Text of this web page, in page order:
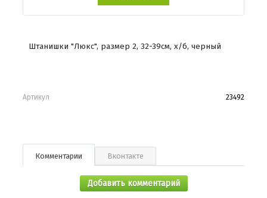
Штанишки "Люкс", размер 2, 32-39см, х/б, черный
Артикул 23492
Комментарии Вконтакте
Добавить комментарий